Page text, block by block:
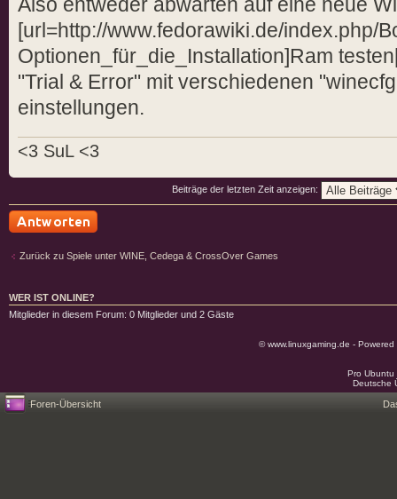
Also entweder abwarten auf eine neue
[url=http://www.fedorawiki.de/index.php/
Optionen_für_die_Installation]Ram
"Trial & Error" mit verschiedenen
einstellungen.
<3 SuL <3
Beiträge der letzten Zeit anzeigen:
Zurück zu Spiele unter WINE, Cedega & CrossOver Games
WER IST ONLINE?
Mitglieder in diesem Forum: 0 Mitglieder und 2 Gäste
© www.linuxgaming.de -
Pro
Deutsche
Foren-Übersicht